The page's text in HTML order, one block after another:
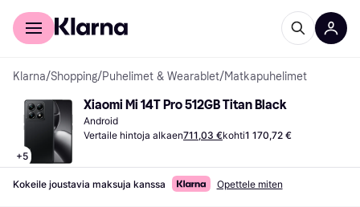
Kuluttajille
Klarna/Shopping/Puhelimet & Wearablet/Matkapuhelimet
+5
Xiaomi Mi 14T Pro 512GB Titan Black
Android
Vertaile hintoja alkaen711,03 €kohti1 170,72 €
Kokeile joustavia maksuja kanssa Opettele miten